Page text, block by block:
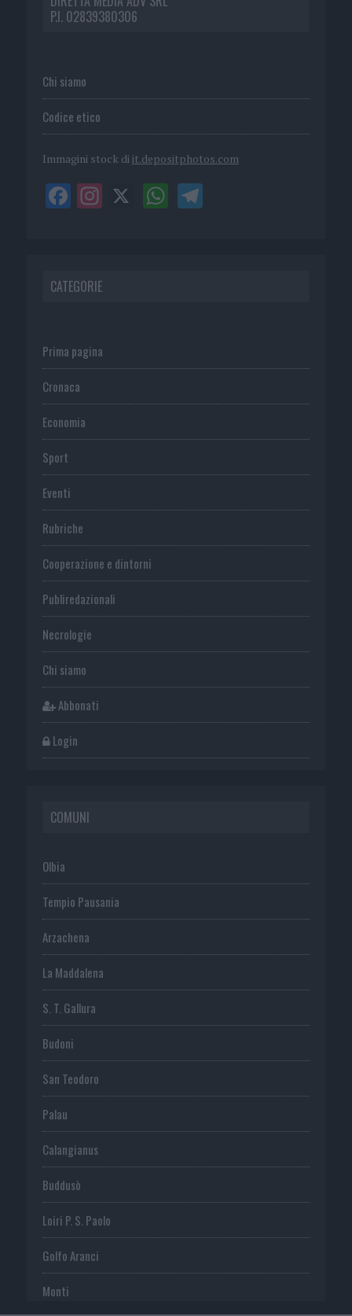
P.I. 02839380306
Chi siamo
Codice etico
Immagini stock di it.depositphotos.com
CATEGORIE
Prima pagina
Cronaca
Economia
Sport
Eventi
Rubriche
Cooperazione e dintorni
Publiredazionali
Necrologie
Chi siamo
Abbonati
Login
COMUNI
Olbia
Tempio Pausania
Arzachena
La Maddalena
S. T. Gallura
Budoni
San Teodoro
Palau
Calangianus
Buddusò
Loiri P. S. Paolo
Golfo Aranci
Monti